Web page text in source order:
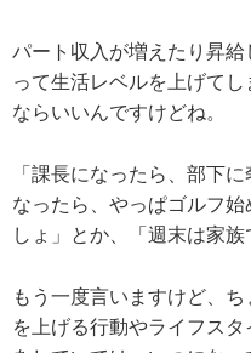
パート収入が増えたり昇
って生活レベルを上げて
ならいいんですけどね。
「課長になったら、部下
なったら、やっぱゴルフ
しょ」とか、「週末は家族
もう一度言いますけど、
を上げる行動やライフス